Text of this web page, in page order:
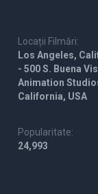
Locații Filmări:
Los Angeles,
- 500 S. Buena
Animation
California, USA
Popularitate:
24,993